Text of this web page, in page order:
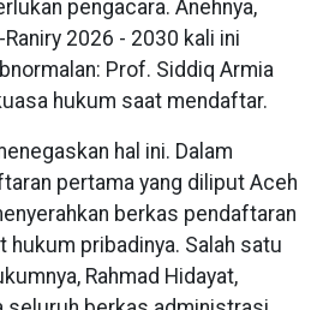
pengacara. Anehnya,
2026 - 2030 kali ini
Prof. Siddiq Armia
hukum saat mendaftar.
hal ini. Dalam
pertama yang diliput Aceh
berkas pendaftaran
pribadinya. Salah satu
Rahmad Hidayat,